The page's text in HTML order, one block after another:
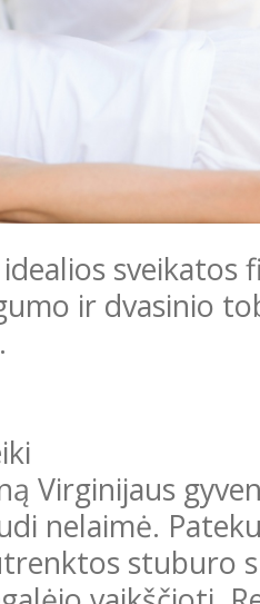
ir dvasinio
Virginijaus
nelaimė.
stuburo